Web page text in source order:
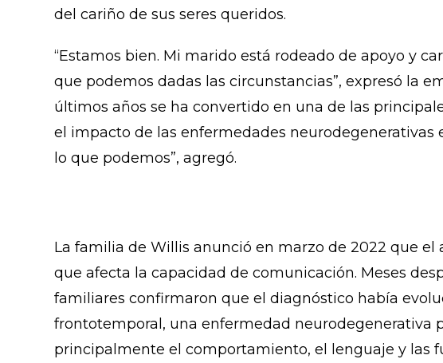
del cariño de sus seres queridos.
“Estamos bien. Mi marido está rodeado de apoyo y
que podemos dadas las circunstancias”, expresó la
últimos años se ha convertido en una de las
el impacto de las enfermedades neurodegenerativas
lo que podemos”, agregó.
La familia de Willis anunció en marzo de 2022 que el
que afecta la capacidad de comunicación. Meses
familiares confirmaron que el diagnóstico había
frontotemporal, una enfermedad neurodegenerativa
principalmente el comportamiento, el lenguaje y las